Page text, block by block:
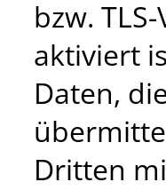
bzw.
aktiviert
Daten,
Dritten